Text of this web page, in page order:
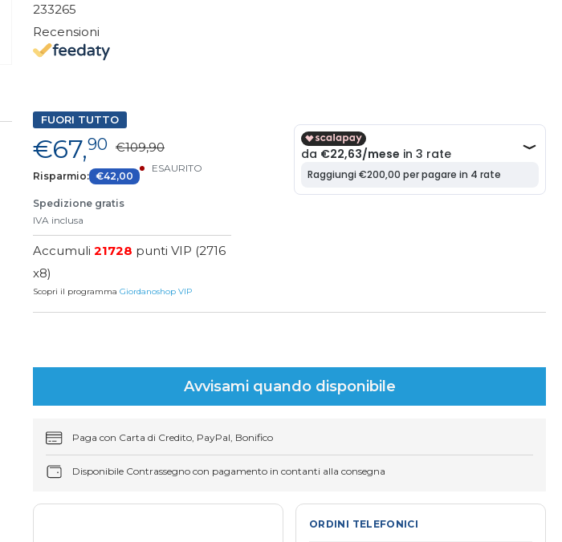
233265
Recensioni
FUORI TUTTO
€67,90 €109,90
Risparmio: €42,00
ESAURITO
Spedizione gratis
IVA inclusa
Accumuli21728 punti VIP (2716
x8)
Scopri il programmaGiordanoshop VIP
Avvisami quando disponibile
Paga con Carta di Credito, PayPal, Bonifico
Disponibile Contrassegno con pagamento in contanti alla consegna
ORDINI TELEFONICI